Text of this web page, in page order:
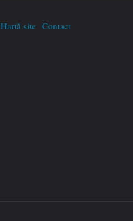
Hartă site Contact